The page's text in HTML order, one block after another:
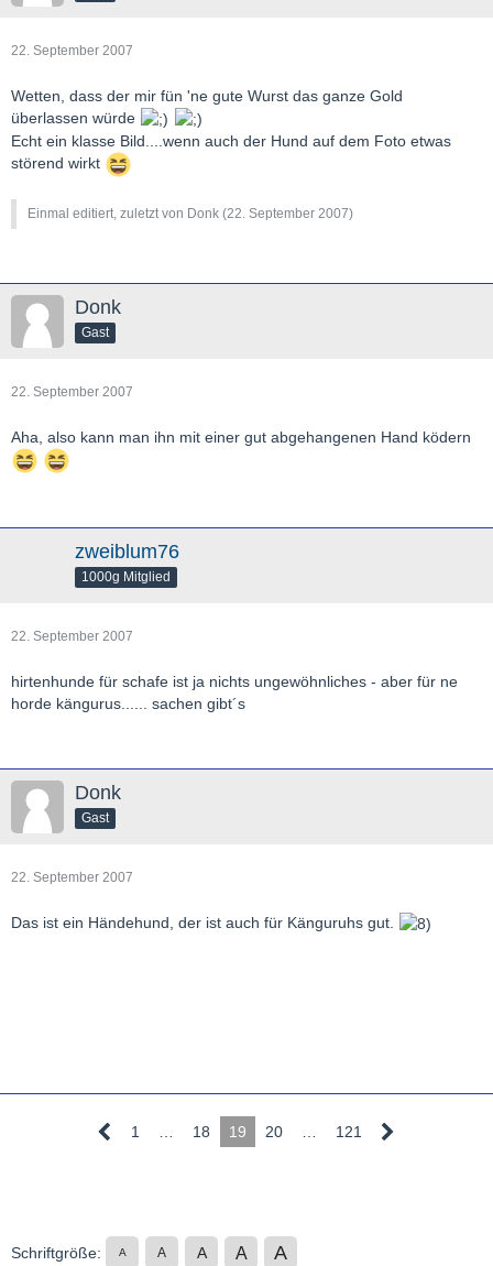
22. September 2007
Wetten, dass der mir fün 'ne gute Wurst das ganze Gold
überlassen würde
Echt ein klasse Bild....wenn auch der Hund auf dem Foto etwas
störend wirkt
Einmal editiert, zuletzt von Donk (22. September 2007)
Donk
Gast
22. September 2007
Aha, also kann man ihn mit einer gut abgehangenen Hand ködern
zweiblum76
1000g Mitglied
22. September 2007
hirtenhunde für schafe ist ja nichts ungewöhnliches - aber für ne
horde kängurus...... sachen gibt´s
Donk
Gast
22. September 2007
Das ist ein Händehund, der ist auch für Känguruhs gut.
1 … 18 19 20 … 121
Schriftgröße: A A A A A